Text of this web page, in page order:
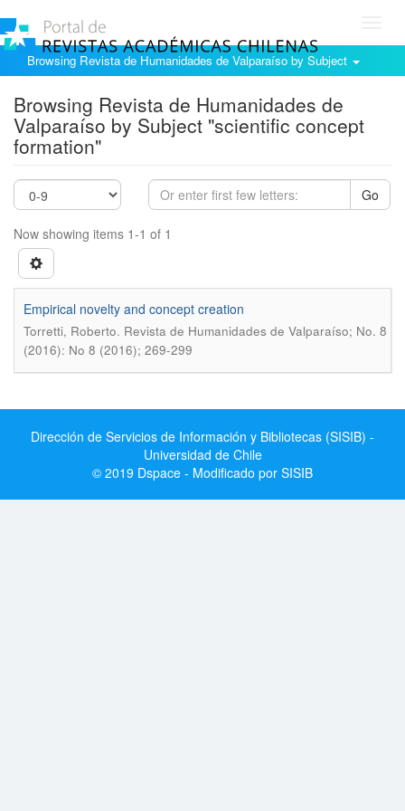
Browsing Revista de Humanidades de Valparaíso by Subject
Browsing Revista de Humanidades de
Valparaíso by Subject "scientific concept
formation"
Go
Now showing items 1-1 of 1
Empirical novelty and concept creation
Torretti, Roberto. Revista de Humanidades de Valparaíso; No. 8
(2016): No 8 (2016); 269-299
Dirección de Servicios de Información y Bibliotecas (SISIB) -
Universidad de Chile
© 2019 Dspace - Modificado por SISIB